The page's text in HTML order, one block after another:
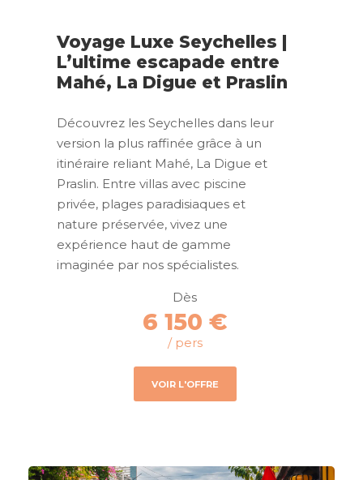
Voyage Luxe Seychelles |
L’ultime escapade entre
Mahé, La Digue et Praslin
Découvrez les Seychelles dans leur
version la plus raffinée grâce à un
itinéraire reliant Mahé, La Digue et
Praslin. Entre villas avec piscine
privée, plages paradisiaques et
nature préservée, vivez une
expérience haut de gamme
imaginée par nos spécialistes.
Dès
6 150 €
/ pers
VOIR L'OFFRE